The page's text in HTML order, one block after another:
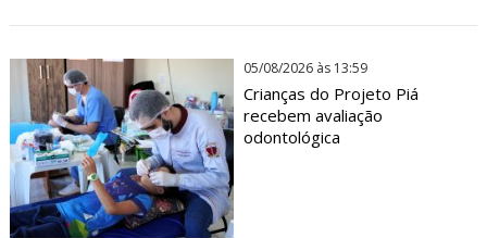
05/08/2026 às 13:59
Crianças do Projeto Piá
recebem avaliação
odontológica